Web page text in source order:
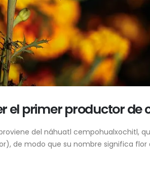
el primer productor
del náhuatl cempohualxochitl,
de modo que su nombre significa flor